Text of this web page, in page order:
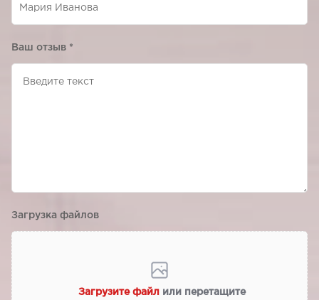
Ваш отзыв *
Загрузка файлов
Загрузите файл или перетащите